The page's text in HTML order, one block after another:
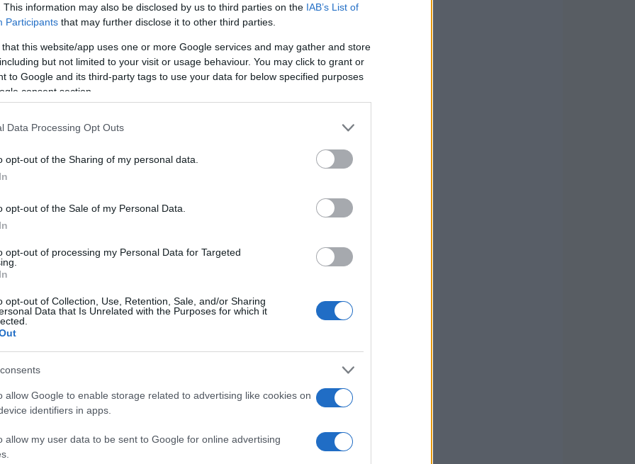
This information may also be disclosed by us to third parties on the IAB’s List of
Participants that may further disclose it to other third parties.
that this website/app uses one or more Google services and may gather and store
but not limited to your visit or usage behaviour. You may click to grant or
to Google and its third-party tags to use your data for below specified purposes
consent section.
Data Processing Opt Outs
opt-out of the Sharing of my personal data.
opt-out of the Sale of my Personal Data.
opt-out of processing my Personal Data for Targeted
opt-out of Collection, Use, Retention, Sale, and/or Sharing
Data that Is Unrelated with the Purposes for which it
allow Google to enable storage related to advertising like cookies on
identifiers in apps.
allow my user data to be sent to Google for online advertising
fisica del cane, la scelta della
adatto. In questo articolo troverai
come trovare e rimuovere correttamente le
la valigia del quattro zampe.
riconoscere i segnali
del sistema vestibolare
spesso non del tutto maturo nei cuccioli e
respirazione affannosa, salivazione